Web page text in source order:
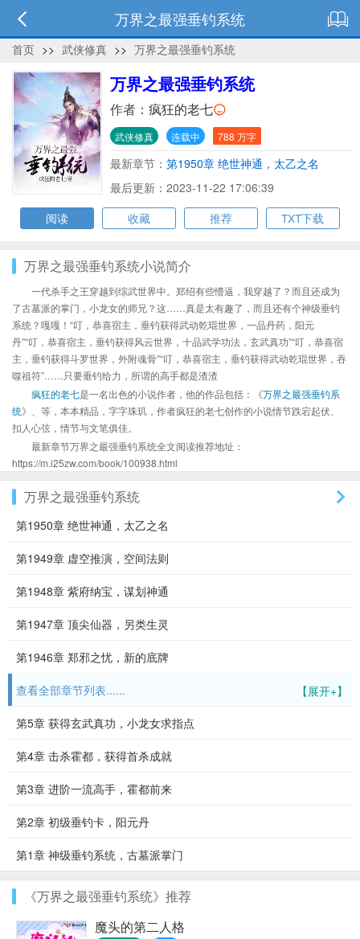
万界之最强垂钓系统
首页 >> 武侠修真 >> 万界之最强垂钓系统
万界之最强垂钓系统
作者： 疯狂的老七
武侠修真 连载中 788 万字
最新章节： 第1950章 绝世神通，太乙之名
最后更新：2023-11-22 17:06:39
阅读
收藏 推荐 TXT下载
万界之最强垂钓系统小说简介
一代杀手之王穿越到综武世界中。郑绍有些懵逼，我穿越了？而且还成为
了古墓派的掌门，小龙女的师兄？这……真是太有趣了，而且还有个神级垂钓
系统？嘎嘎！“叮，恭喜宿主，垂钓获得武动乾琨世界，一品丹药，阳元
丹”“叮，恭喜宿主，垂钓获得风云世界，十品武学功法，玄武真功”“叮，恭喜宿
主，垂钓获得斗罗世界，外附魂骨”“叮，恭喜宿主，垂钓获得武动乾琨世界，吞
噬祖符”……只要垂钓给力，所谓的高手都是渣渣
疯狂的老七是一名出色的小说作者，他的作品包括：《万界之最强垂钓系
统》、等，本本精品，字字珠玑，作者疯狂的老七创作的小说情节跌宕起伏、
扣人心弦，情节与文笔俱佳。
最新章节万界之最强垂钓系统全文阅读推荐地址：
https://m.i25zw.com/book/100938.html
万界之最强垂钓系统
第1950章 绝世神通，太乙之名
第1949章 虚空推演，空间法则
第1948章 紫府纳宝，谋划神通
第1947章 顶尖仙器，另类生灵
第1946章 郑邪之忧，新的底牌
【展开+】
查看全部章节列表......
第5章 获得玄武真功，小龙女求指点
第4章 击杀霍都，获得首杀成就
第3章 进阶一流高手，霍都前来
第2章 初级垂钓卡，阳元丹
第1章 神级垂钓系统，古墓派掌门
《万界之最强垂钓系统》推荐
魔头的第二人格